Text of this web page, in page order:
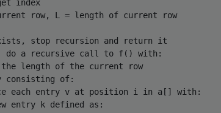
index
row, L = length of current row
stop recursion and return it
do a recursive call to f() with:
length of the current row
of:
each entry v at position i in a[] with:
entry k defined as: